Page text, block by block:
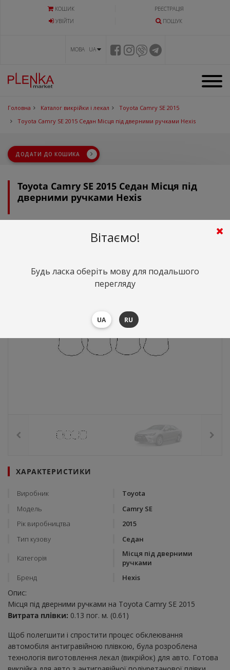
КОШИК
РЕЄСТРАЦІЯ
УВIЙТИ
ПОШУК
МОВА UA
Головна Каталог викрійки і лекал
Toyota Camry SE 2015
Toyota Camry SE 2015 Седан Місця під дверними ручками Hexis
ДОДАТИ ДО КОШИКА
Toyota Camry SE 2015 Седан Місця під
дверними ручками Hexis
грн.
ХАРАКТЕРИСТИКИ
Виробник
Toyota
Модель
Camry SE
Рік виробництва
2015
Тип кузову
Седан
Категорія
Місця під дверними
ручками
Бренд
Hexis
Опис:
Місця під дверними ручками на Toyota Camry SE 2015
Витрата плівки: 0.13 пог. м. (0.61)
Щоб полегшити і спростити процес обклеювання
автомобіля антигравійною плівкою, була розроблена
технологія виготовлення лекал (викрійок) для авто. Готова
Вітаємо!
Будь ласка оберіть мову для подальшого
перегляду
UA RU